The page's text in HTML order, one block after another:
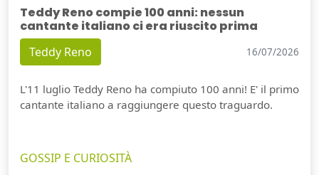
Teddy Reno compie 100 anni: nessun
cantante italiano ci era riuscito prima
Teddy Reno 16/07/2026
L'11 luglio Teddy Reno ha compiuto 100 anni! E' il primo
cantante italiano a raggiungere questo traguardo.
GOSSIP E CURIOSITÀ